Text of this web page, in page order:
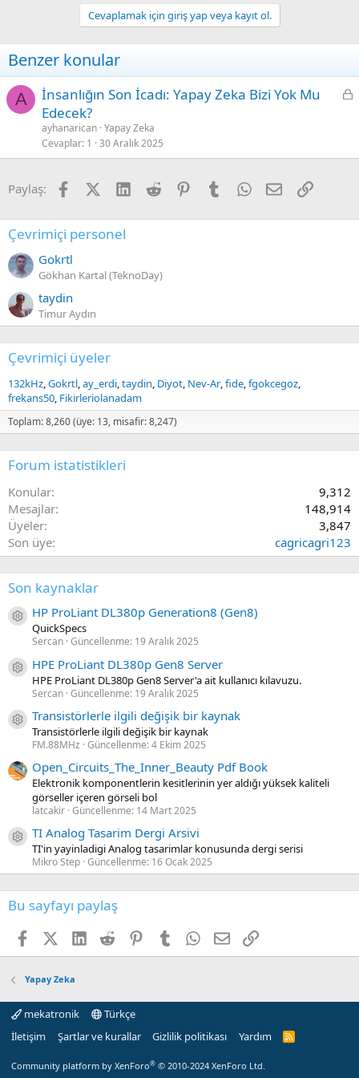
Cevaplamak için giriş yap veya kayıt ol.
Benzer konular
A
L
e
İnsanlığın Son İcadı: Yapay Zeka Bizi Yok Mu
Edecek?
ayhanarican Yapay Zeka
Cevaplar 1 30 Aralık 2025
Paylaş: FacebookX (Twitter)
LinkedIn
Reddit PinterestTumblrWhatsApp
E-postaLink
Çevrimiçi personel
Gokrtl
Gökhan Kartal (TeknoDay)
taydin
Timur Aydın
Çevrimiçi üyeler
132kHz Gokrtl ay_erdi taydin Diyot Nev-Ar fide fgokcegoz
frekans50 Fikirleriolanadam
Toplam: 8,260 (üye: 13, misafir: 8,247)
Forum istatistikleri
Konular
9,312
Mesajlar
148,914
Üyeler
3,847
Son üye
cagricagri123
Son kaynaklar
Kaynak ikon/amblem
HP ProLiant DL380p Generation8 (Gen8)
QuickSpecs
Sercan Güncellenme: 19 Aralık 2025
Kaynak ikon/amblem
HPE ProLiant DL380p Gen8 Server
HPE ProLiant DL380p Gen8 Server'a ait kullanıcı kılavuzu.
Sercan Güncellenme: 19 Aralık 2025
Kaynak ikon/amblem
Transistörlerle ilgili değişik bir kaynak
Transistörlerle ilgili değişik bir kaynak
FM.88MHz Güncellenme:4 Ekim 2025
Open_Circuits_The_Inner_Beauty Pdf Book
Elektronik komponentlerin kesitlerinin yer aldığı yüksek kaliteli
görseller içeren görseli bol
latcakir Güncellenme: 14 Mart 2025
Kaynak ikon/amblem
TI Analog Tasarim Dergi Arsivi
TI'in yayinladigi Analog tasarimlar konusunda dergi serisi
Mikro Step Güncellenme: 16 Ocak 2025
Bu sayfayı paylaş
FacebookX (Twitter)
LinkedIn
Reddit PinterestTumblr WhatsApp
E-postaLink
Yapay Zeka
mekatronik
Türkçe
İletişim
Şartlar ve kurallar Gizlilik politikası Yardım
R
Community platform by XenForo® © 2010-2024 XenForo Ltd.